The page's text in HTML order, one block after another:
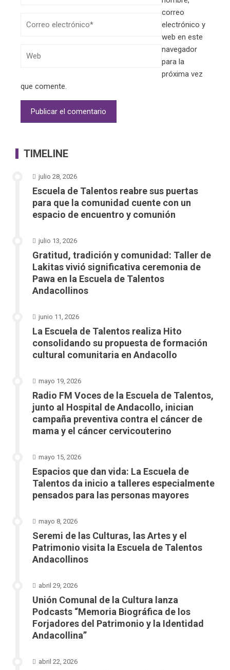
correo
electrónico y
web en este
navegador
para la
próxima vez
que comente.
TIMELINE
julio 28, 2026
Escuela de Talentos reabre sus puertas
para que la comunidad cuente con un
espacio de encuentro y comunión
julio 13, 2026
Gratitud, tradición y comunidad: Taller de
Lakitas vivió significativa ceremonia de
Pawa en la Escuela de Talentos
Andacollinos
junio 11, 2026
La Escuela de Talentos realiza Hito
consolidando su propuesta de formación
cultural comunitaria en Andacollo
mayo 19, 2026
Radio FM Voces de la Escuela de Talentos,
junto al Hospital de Andacollo, inician
campaña preventiva contra el cáncer de
mama y el cáncer cervicouterino
mayo 15, 2026
Espacios que dan vida: La Escuela de
Talentos da inicio a talleres especialmente
pensados para las personas mayores
mayo 8, 2026
Seremi de las Culturas, las Artes y el
Patrimonio visita la Escuela de Talentos
Andacollinos
abril 29, 2026
Unión Comunal de la Cultura lanza
Podcasts “Memoria Biográfica de los
Forjadores del Patrimonio y la Identidad
Andacollina”
abril 22, 2026